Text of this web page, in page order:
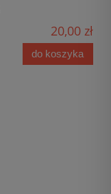
20,00 zł
do koszyka